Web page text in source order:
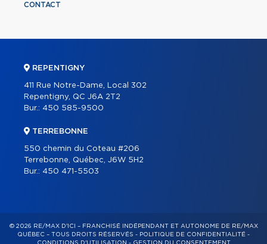
CONTACT
REPENTIGNY
411 Rue Notre-Dame, Local 302
Repentigny, QC J6A 2T2
Bur.: 450 585-9500
TERREBONNE
550 chemin du Coteau #206
Terrebonne, Québec, J6W 5H2
Bur.: 450 471-5503
© 2026 RE/MAX D'ICI – FRANCHISÉ INDÉPENDANT ET AUTONOME DE RE/MAX
QUÉBEC – TOUS DROITS RÉSERVÉS - POLITIQUE DE CONFIDENTIALITÉ -
CONDITIONS D'UTILISATION - GESTION DU CONSENTEMENT